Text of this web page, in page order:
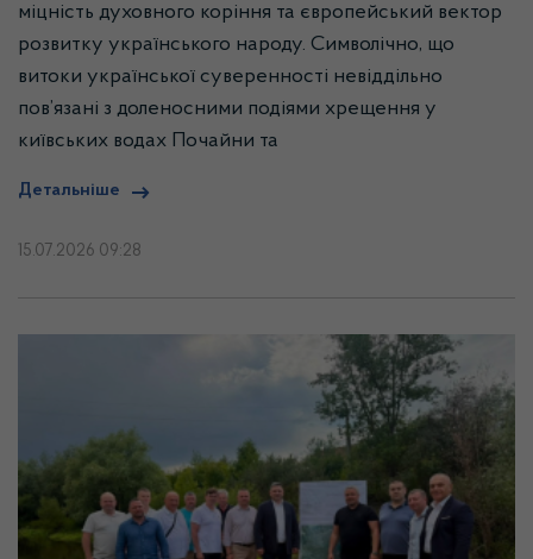
15.07.2026 09:28
міцність духовного коріння та європейський вектор
розвитку українського народу. Символічно, що
витоки української суверенності невіддільно
пов’язані з доленосними подіями хрещення у
київських водах Почайни та
Детальніше